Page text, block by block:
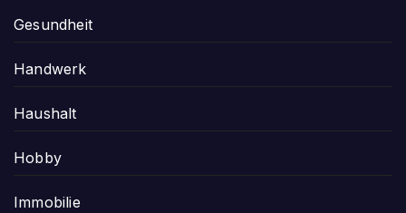
Gesundheit
Handwerk
Haushalt
Hobby
Immobilie